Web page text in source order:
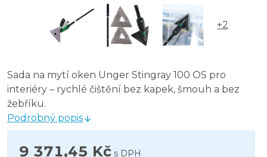
+2
Sada na mytí oken Unger Stingray 100 OS pro
interiéry – rychlé čištění bez kapek, šmouh a bez
žebříku.
Podrobný popis
9 371,45 Kč s DPH